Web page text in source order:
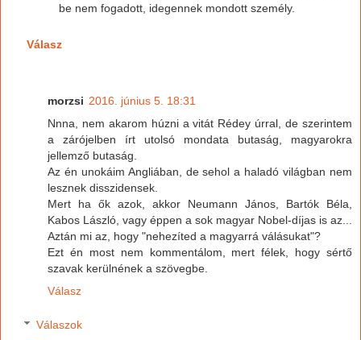
be nem fogadott, idegennek mondott személy.
Válasz
morzsi 2016. június 5. 18:31
Nnna, nem akarom húzni a vitát Rédey úrral, de szerintem
a zárójelben írt utolsó mondata butaság, magyarokra
jellemző butaság.
Az én unokáim Angliában, de sehol a haladó világban nem
lesznek disszidensek.
Mert ha ők azok, akkor Neumann János, Bartók Béla,
Kabos László, vagy éppen a sok magyar Nobel-díjas is az...
Aztán mi az, hogy "nehezíted a magyarrá válásukat"?
Ezt én most nem kommentálom, mert félek, hogy sértő
szavak kerülnének a szövegbe.
Válasz
Válaszok